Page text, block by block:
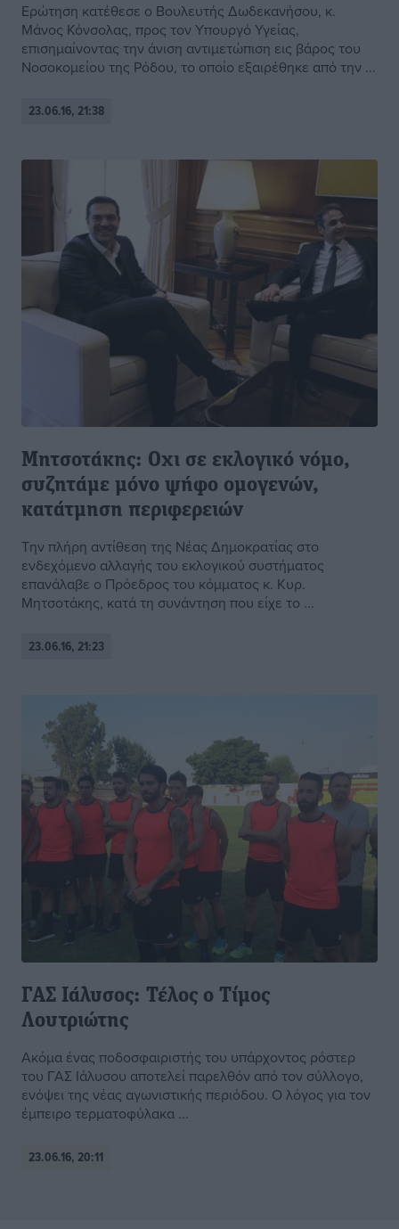
Ερώτηση κατέθεσε ο Βουλευτής Δωδεκανήσου, κ.
Μάνος Κόνσολας, προς τον Υπουργό Υγείας,
επισημαίνοντας την άνιση αντιμετώπιση εις βάρος του
Νοσοκομείου της Ρόδου, το οποίο εξαιρέθηκε από την ...
23.06.16, 21:38
Μητσοτάκης: Οχι σε εκλογικό νόμο,
συζητάμε μόνο ψήφο ομογενών,
κατάτμηση περιφερειών
Την πλήρη αντίθεση της Νέας Δημοκρατίας στο
ενδεχόμενο αλλαγής του εκλογικού συστήματος
επανάλαβε ο Πρόεδρος του κόμματος κ. Κυρ.
Μητσοτάκης, κατά τη συνάντηση που είχε το ...
23.06.16, 21:23
ΓΑΣ Ιάλυσος: Τέλος ο Τίμος
Λουτριώτης
Ακόμα ένας ποδοσφαιριστής του υπάρχοντος ρόστερ
του ΓΑΣ Ιάλυσου αποτελεί παρελθόν από τον σύλλογο,
ενόψει της νέας αγωνιστικής περιόδου. Ο λόγος για τον
έμπειρο τερματοφύλακα ...
23.06.16, 20:11